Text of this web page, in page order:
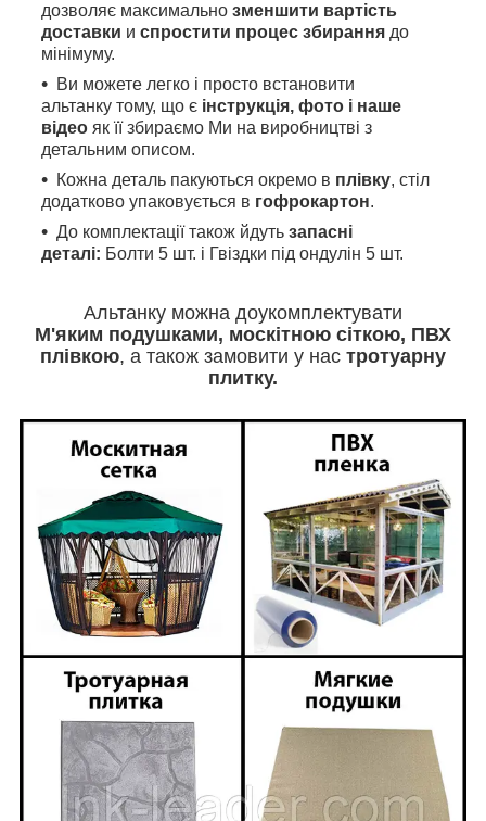
дозволяє максимально зменшити вартість
доставки и спростити процес збирання до
мінімуму.
Ви можете легко і просто встановити
альтанку тому, що є інструкція, фото і наше
відео як її збираємо Ми на виробництві з
детальним описом.
Кожна деталь пакуються окремо в плівку, стіл
додатково упаковується в гофрокартон.
До комплектації також йдуть запасні
деталі: Болти 5 шт. і Гвіздки під ондулін 5 шт.
Альтанку можна доукомплектувати
М'яким подушками, москітною сіткою, ПВХ
плівкою, а також замовити у нас тротуарну
плитку.